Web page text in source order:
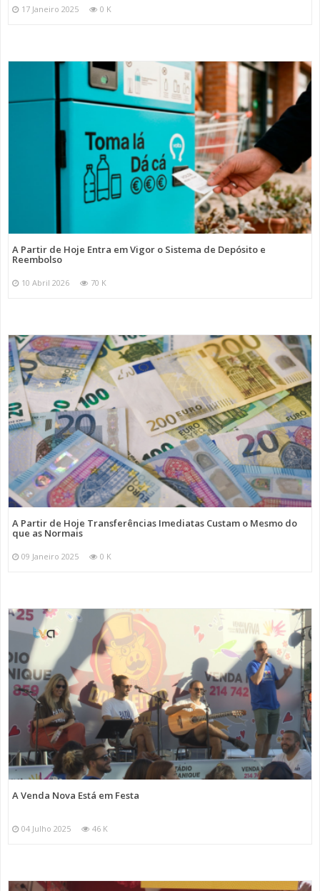
17 Janeiro 2025 0 K
A Partir de Hoje Entra em Vigor o Sistema de Depósito e
Reembolso
10 Abril 2026 70 K
A Partir de Hoje Transferências Imediatas Custam o Mesmo do
que as Normais
09 Janeiro 2025 0 K
A Venda Nova Está em Festa
04 Julho 2025 46 K